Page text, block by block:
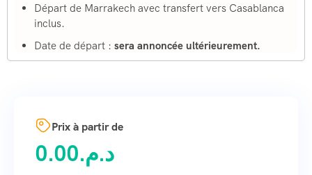
Départ de Marrakech avec transfert vers Casablanca
inclus.
Date de départ : sera annoncée ultérieurement.
Prix à partir de
د.م.0.00